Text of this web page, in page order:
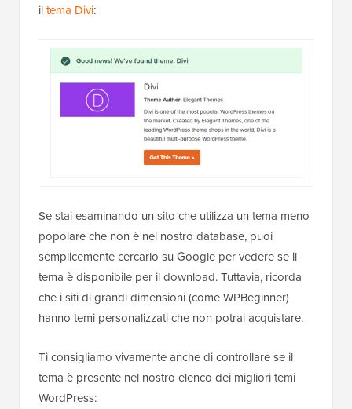
iltema Divi:
Se stai esaminando un sito che utilizza un tema meno
popolare che non è nel nostro database, puoi
semplicemente cercarlo su Google per vedere se il
tema è disponibile per il download. Tuttavia, ricorda
che i siti di grandi dimensioni (come WPBeginner)
hanno temi personalizzati che non potrai acquistare.
Ti consigliamo vivamente anche di controllare se il
tema è presente nel nostro elenco dei migliori temi
WordPress: